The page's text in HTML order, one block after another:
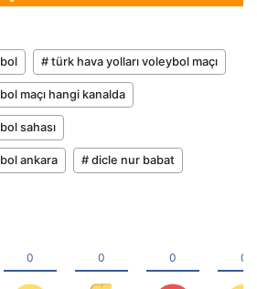
# türk hava yolları voleybol maçı
maçı hangi kanalda
sahası
ankara # dicle nur babat